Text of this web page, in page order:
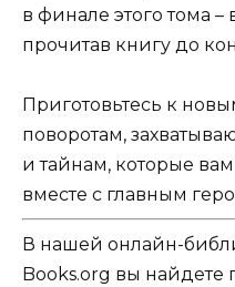
в финале этого тома –
прочитав книгу до
Приготовьтесь к
поворотам,
и тайнам, которые
вместе с главным
В нашей онлайн-
Books.org вы найдете